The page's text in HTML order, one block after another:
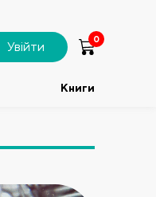
Увійти
0
Книги